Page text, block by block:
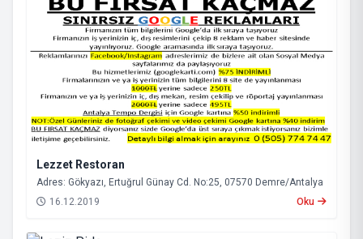
Lezzet Restoran
Adres: Gökyazı, Ertuğrul Günay Cd. No:25, 07570 Demre/Antalya
16.12.2019
Oku